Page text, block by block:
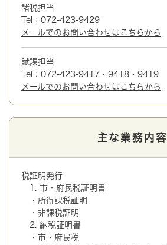
諸税担当
Tel：072-423-9429
メールでのお問い合わせはこちらから
賦課担当
Tel：072-423-9417・9418・9419
メールでのお問い合わせはこちらから
主な業務内容
税証明発行
1. 市・府民税証明書
・所得課税証明
・非課税証明
2. 納税証明書
・市・府民税